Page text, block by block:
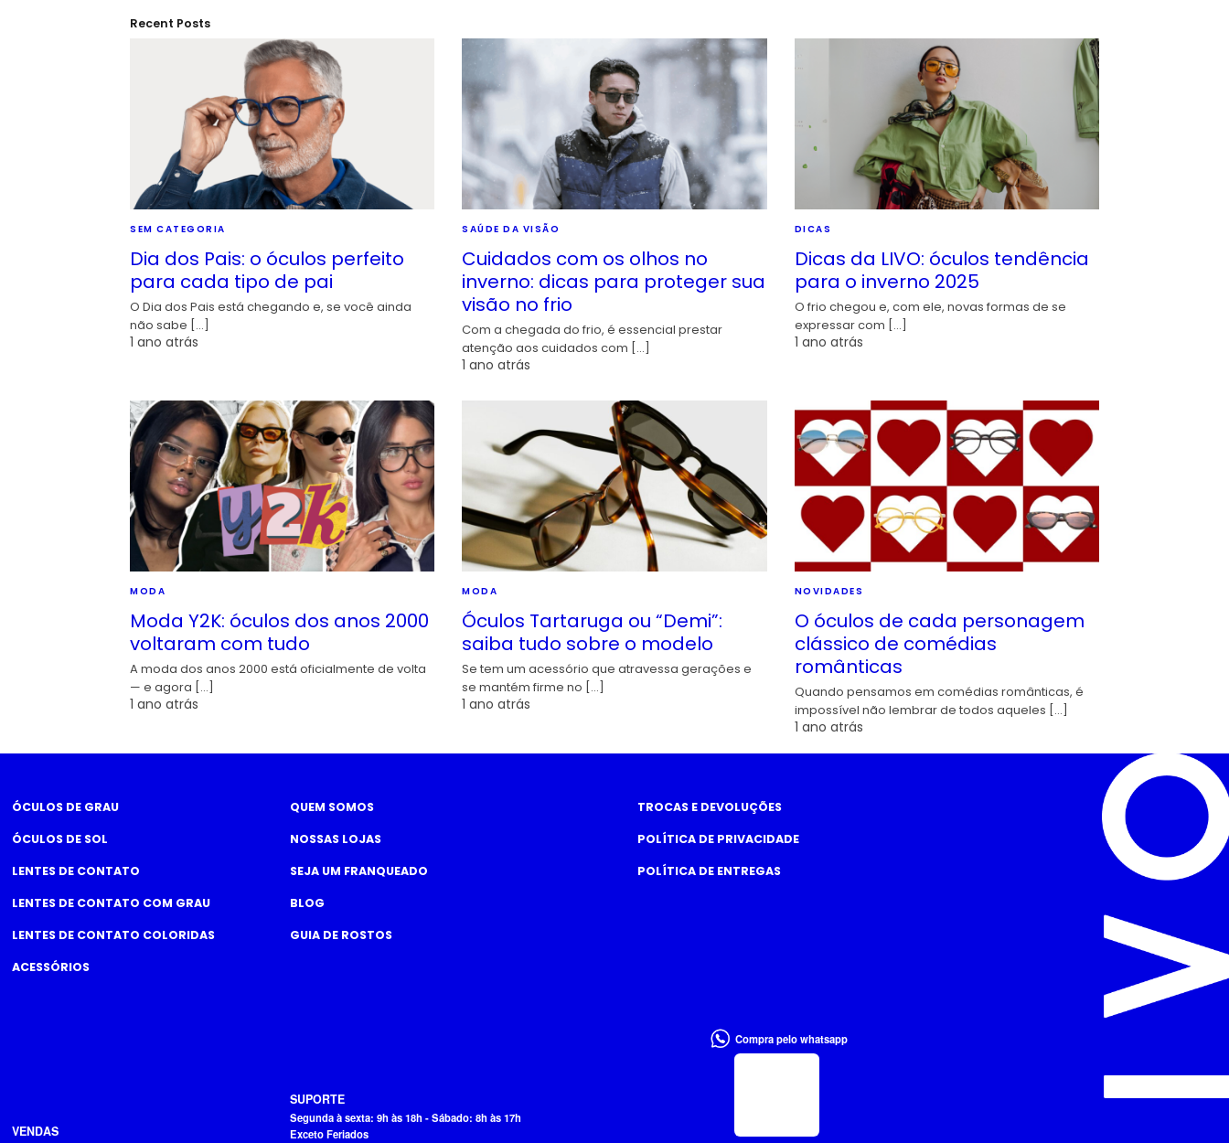
Recent Posts
SEM CATEGORIA
Dia dos Pais: o óculos perfeito
para cada tipo de pai
O Dia dos Pais está chegando e, se você ainda
não sabe […]
1 ano atrás
SAÚDE DA VISÃO
Cuidados com os olhos no
inverno: dicas para proteger sua
visão no frio
Com a chegada do frio, é essencial prestar
atenção aos cuidados com […]
1 ano atrás
DICAS
Dicas da LIVO: óculos tendência
para o inverno 2025
O frio chegou e, com ele, novas formas de se
expressar com […]
1 ano atrás
MODA
Moda Y2K: óculos dos anos 2000
voltaram com tudo
A moda dos anos 2000 está oficialmente de volta
— e agora […]
1 ano atrás
MODA
Óculos Tartaruga ou “Demi”:
saiba tudo sobre o modelo
Se tem um acessório que atravessa gerações e
se mantém firme no […]
1 ano atrás
NOVIDADES
O óculos de cada personagem
clássico de comédias
românticas
Quando pensamos em comédias românticas, é
impossível não lembrar de todos aqueles […]
1 ano atrás
ÓCULOS DE GRAU
ÓCULOS DE SOL
LENTES DE CONTATO
LENTES DE CONTATO COM GRAU
LENTES DE CONTATO COLORIDAS
ACESSÓRIOS
VENDAS
QUEM SOMOS
NOSSAS LOJAS
SEJA UM FRANQUEADO
BLOG
GUIA DE ROSTOS
SUPORTE
Segunda à sexta: 9h às 18h - Sábado: 8h às 17h
Exceto Feriados
TROCAS E DEVOLUÇÕES
POLÍTICA DE PRIVACIDADE
POLÍTICA DE ENTREGAS
Compra pelo whatsapp